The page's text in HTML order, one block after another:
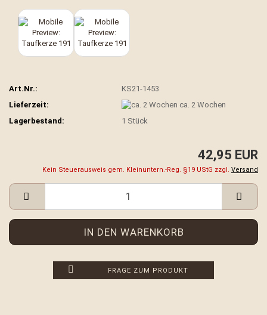
Art.Nr.:
KS21-1453
Lieferzeit:
ca. 2 Wochen
Lagerbestand:
1 Stück
42,95 EUR
Kein Steuerausweis gem. Kleinuntern.-Reg. §19 UStG zzgl. Versand
FRAGE ZUM PRODUKT